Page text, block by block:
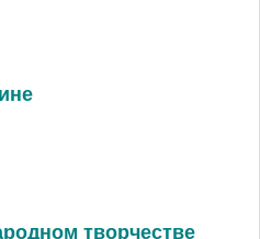
творчестве